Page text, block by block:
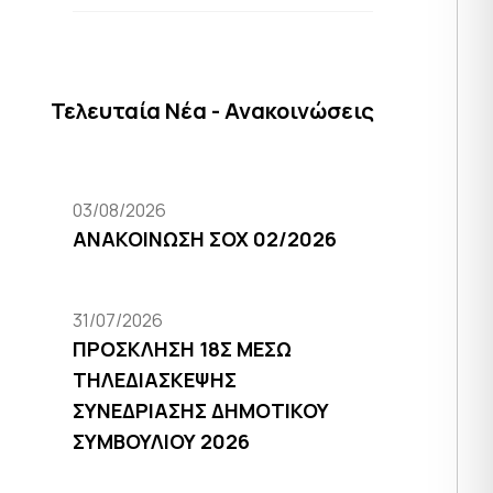
Τελευταία Νέα - Ανακοινώσεις
03/08/2026
ΑΝΑΚΟΙΝΩΣΗ ΣΟΧ 02/2026
31/07/2026
ΠΡΟΣΚΛΗΣΗ 18Σ ΜΕΣΩ
ΤΗΛΕΔΙΑΣΚΕΨΗΣ
ΣΥΝΕΔΡΙΑΣΗΣ ΔΗΜΟΤΙΚΟΥ
ΣΥΜΒΟΥΛΙΟΥ 2026